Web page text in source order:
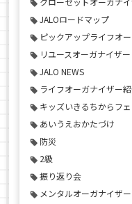
JALOロードマップ
ピックアップライフオ
リユースオーガナイザー
JALO NEWS
ライフオーガナイザー
キッズいきるちからフ
あいうえおかたづけ
防災
2級
振り返り会
メンタルオーガナイザー